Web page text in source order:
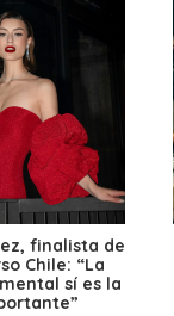
finalista de
Chile: “La
sí es la